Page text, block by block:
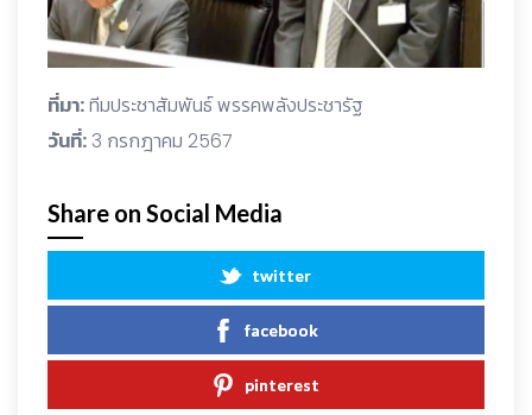
ที่มา:ทีมประชาสัมพันธ์ พรรคพลังประชารัฐ
วันที่:3 กรกฎาคม 2567
Share on Social Media
twitter
facebook
pinterest